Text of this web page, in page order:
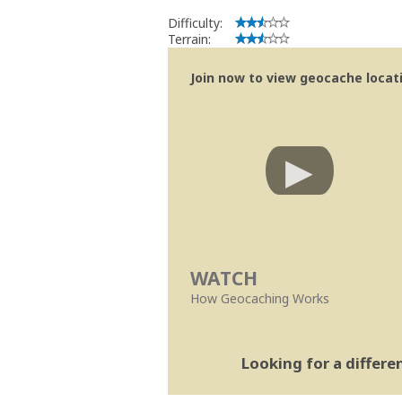
Se no local existe algum container,
Obrigado
[b] btreviewer [/b]
[url=http://
Difficulty:
Terrain:
Join now to view geocache
WATCH
How Geocaching Works
Looking for a